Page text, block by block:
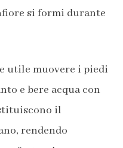
si formi durante
utile muovere i piedi
e bere acqua con
il
rendendo